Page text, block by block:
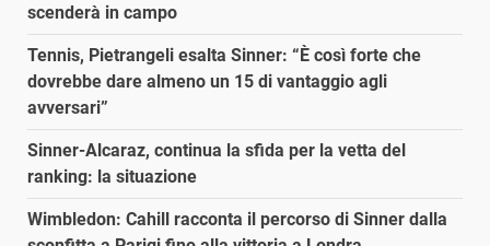
scenderà in campo
Tennis, Pietrangeli esalta Sinner: “È così forte che
dovrebbe dare almeno un 15 di vantaggio agli
avversari”
Sinner-Alcaraz, continua la sfida per la vetta del
ranking: la situazione
Wimbledon: Cahill racconta il percorso di Sinner dalla